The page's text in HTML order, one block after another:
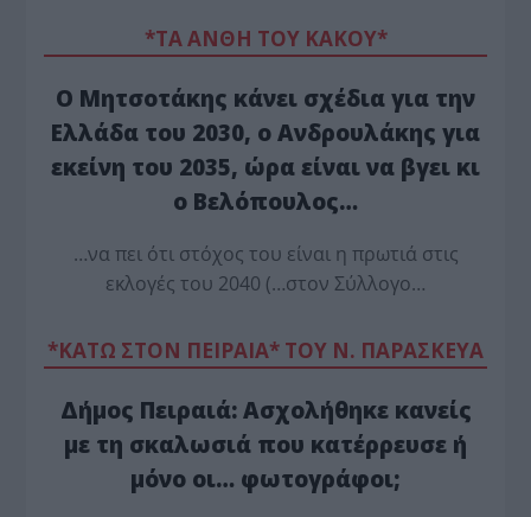
*ΤΑ ΆΝΘΗ ΤΟΥ ΚΑΚΟΎ*
Ο Μητσοτάκης κάνει σχέδια για την
Ελλάδα του 2030, ο Ανδρουλάκης για
εκείνη του 2035, ώρα είναι να βγει κι
ο Βελόπουλος…
…να πει ότι στόχος του είναι η πρωτιά στις
εκλογές του 2040 (…στον Σύλλογο…
*ΚΑΤΩ ΣΤΟΝ ΠΕΙΡΑΙΑ* ΤΟΥ Ν. ΠΑΡΑΣΚΕΥΑ
Δήμος Πειραιά: Ασχολήθηκε κανείς
με τη σκαλωσιά που κατέρρευσε ή
μόνο οι… φωτογράφοι;